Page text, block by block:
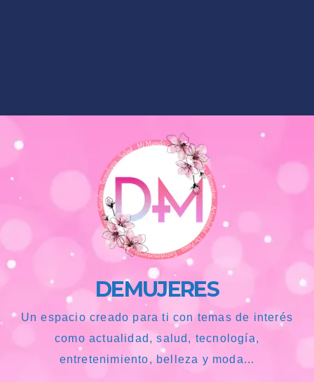
DEMUJERES
Un espacio creado para ti con temas de interés
como actualidad, salud, tecnología,
entretenimiento, belleza y moda...